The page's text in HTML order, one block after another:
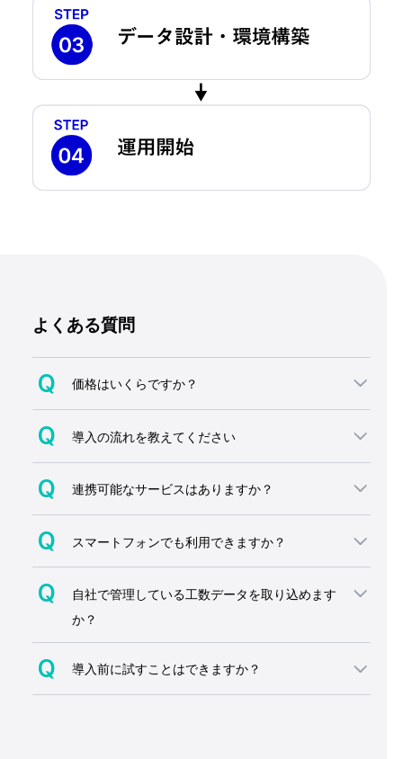
よくある質問
Q 価格はいくらですか？
2つのプランがあり、利用料金はユーザー
数に応じて変動します。
お客様のご利用用途に合わせて提案いたし
ますので、お気軽にご相談ください。
Q 導入の流れを教えてください
資料ダウンロード後、オンラインにてヒア
リングをいたします。
その後、プランやユーザー数を決めてお申
し込みフォームに進んでいただき、メール
にて契約の取り交わしを行います。
詳しくは以下のページをご覧ください。
https://www.crowdlog.jp/contract
Q 連携可能なサービスはありますか？
現在、下記のサービスが連携可能です。
カレンダー
レンダー
勤怠管理
→KING OF TIME、ジョブカン、
Q スマートフォンでも利用できますか？
全ての機能が、スマートフォン向けに最適
おり、スマホ利用を前提としたインターフ
Q
自社で管理している工数データを取り込めます
か？
過去のデータも取り込み可能です。
インポート機能のご利用方法については、
Q 導入前に試すことはできますか？